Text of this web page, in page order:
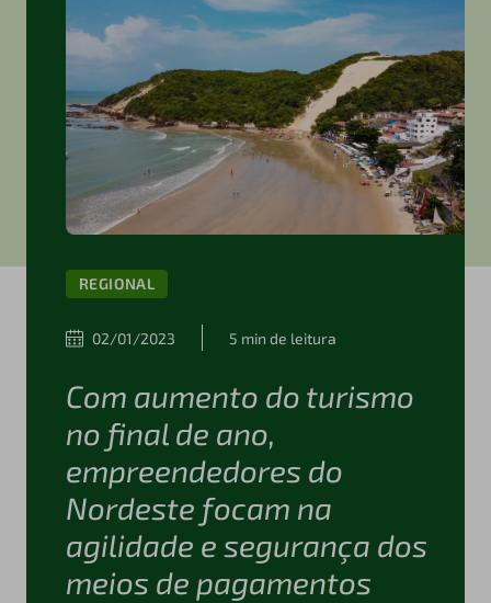
REGIONAL
02/01/2023 5 min de leitura
Com aumento do turismo
no final de ano,
empreendedores do
Nordeste focam na
agilidade e segurança dos
meios de pagamentos